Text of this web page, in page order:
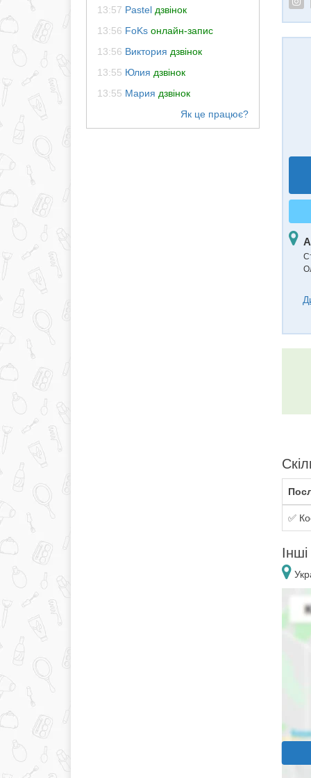
13:57 Pastel дзвінок
13:56 FoKs онлайн-запис
13:56 Виктория дзвінок
13:55 Юлия дзвінок
13:55 Мария дзвінок
✅